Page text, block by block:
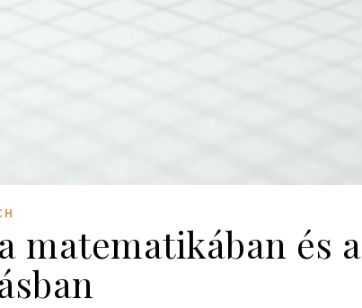
matematikában és a